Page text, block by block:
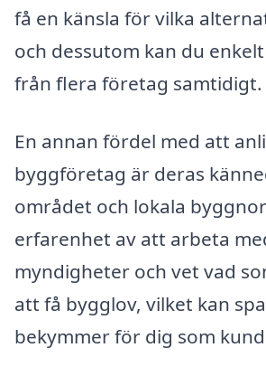
få en känsla för vilka
och dessutom kan du
från flera företag samtidigt.
En annan fördel med att
byggföretag är deras
området och lokala
erfarenhet av att arbeta
myndigheter och vet vad
att få bygglov, vilket kan
bekymmer för dig som